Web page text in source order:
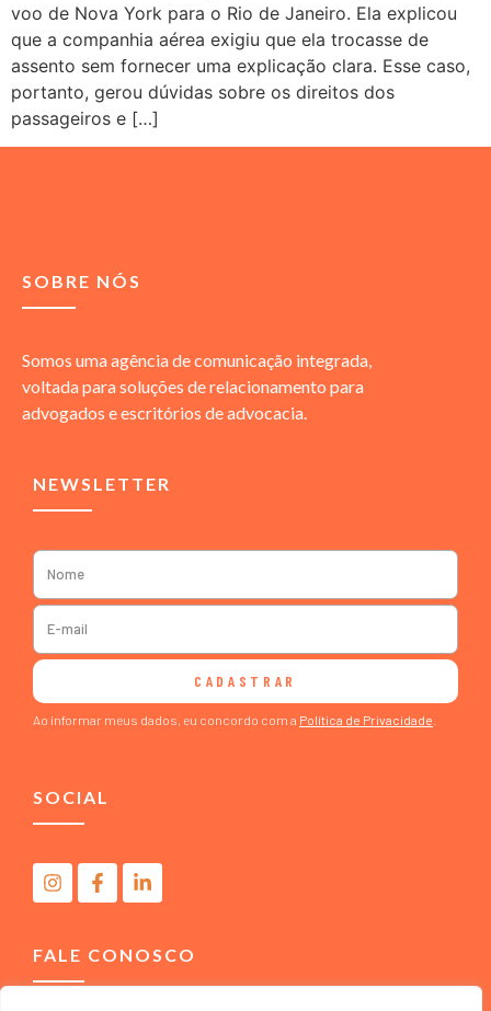
voo de Nova York para o Rio de Janeiro. Ela explicou
que a companhia aérea exigiu que ela trocasse de
assento sem fornecer uma explicação clara. Esse caso,
portanto, gerou dúvidas sobre os direitos dos
passageiros e […]
SOBRE NÓS
Somos uma agência de comunicação integrada,
voltada para soluções de relacionamento para
advogados e escritórios de advocacia.
NEWSLETTER
CADASTRAR
Ao informar meus dados, eu concordo com a Política de Privacidade
SOCIAL
FALE CONOSCO